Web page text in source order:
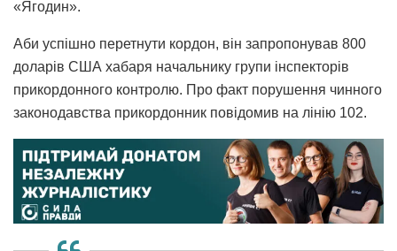
«Ягодин».
Аби успішно перетнути кордон, він запропонував 800
доларів США хабаря начальнику групи інспекторів
прикордонного контролю. Про факт порушення чинного
законодавства прикордонник повідомив на лінію 102.